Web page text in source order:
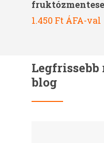
1.450 Ft ÁFA-val
Legfrissebb
blog